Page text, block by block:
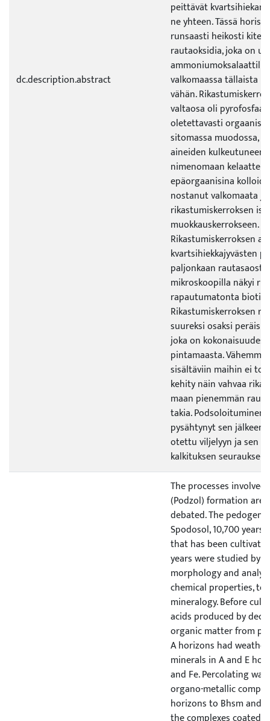
dc.description.abstract
peittävät kvartsihiekan
ne yhteen. Tässä
runsaasti heikosti
rautaoksidia, joka on
valkomaassa tällaista
vähän.
valtaosa oli
oletettavasti
sitomassa muodossa,
aineiden
nimenomaan
epäorgaanisina
nostanut valkomaata
rikastumiskerroksen
muokkauskerrokseen.
Rikastumiskerroksen
kvartsihiekkajyvästen
paljonkaan
mikroskoopilla näkyi
rapautumatonta
Rikastumiskerroksen
suureksi osaksi
joka on
pintamaasta.
sisältäviin maihin ei
kehity näin vahvaa
maan pienemmän
takia. Podsoloituminen
pysähtynyt sen jälkeen,
otettu viljelyyn ja sen
kalkituksen
The processes
(Podzol) formation are
debated. The
Spodosol, 10,700
that has been
years were studied by
morphology and
chemical properties,
mineralogy. Before
acids produced by
organic matter from
A horizons had
minerals in A and E
and Fe. Percolating
organo-metallic
horizons to Bhsm and